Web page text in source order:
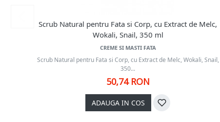
Scrub Natural pentru Fata si Corp, cu Extract de Melc,
Wokali, Snail, 350 ml
CREME SI MASTI FATA
Scrub Natural pentru Fata si Corp, cu Extract de Melc, Wokali, Snail,
350...
50,74 RON
ADAUGA IN COS